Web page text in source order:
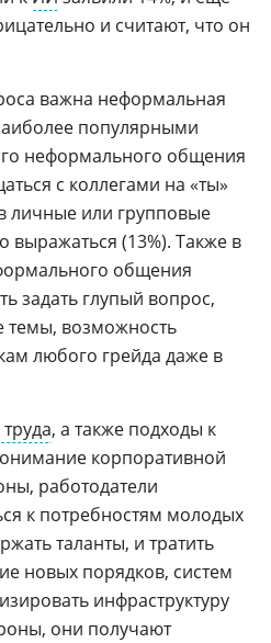
и считают, что он
важна неформальная
популярными
неформального общения
с коллегами на «ты»
личные или групповые
выражаться (13%). Также в
общения
задать глупый вопрос,
темы, возможность
любого грейда даже в
, а также подходы к
корпоративной
работодатели
к потребностям молодых
таланты, и тратить
новых порядков, систем
инфраструктуру
они получают